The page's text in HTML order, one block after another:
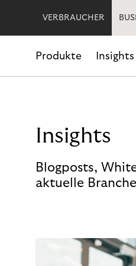
VERBRAUCHER
Produkte Insights
Insights
Blogposts,
aktuelle